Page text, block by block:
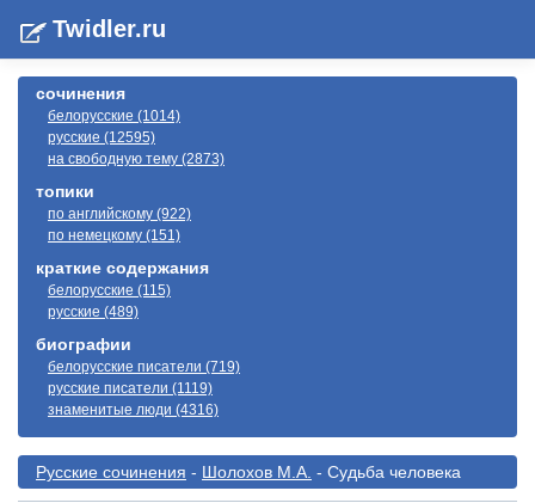
Twidler.ru
сочинения
белорусские (1014)
русские (12595)
на свободную тему (2873)
топики
по английскому (922)
по немецкому (151)
краткие содержания
белорусские (115)
русские (489)
биографии
белорусские писатели (719)
русские писатели (1119)
знаменитые люди (4316)
Русские сочинения - Шолохов М.А. - Судьба человека